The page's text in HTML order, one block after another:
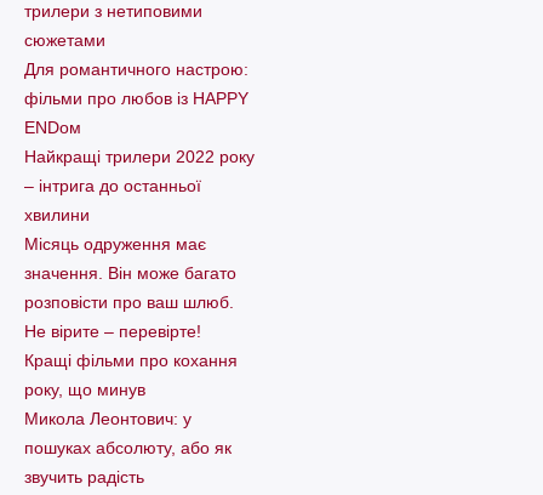
трилери з нетиповими
сюжетами
Для романтичного настрою:
фільми про любов із HAPPY
ENDом
Найкращі трилери 2022 року
– інтрига до останньої
хвилини
Місяць одруження має
значення. Він може багато
розповісти про ваш шлюб.
Не вірите – перевірте!
Кращі фільми про кохання
року, що минув
Микола Леонтович: у
пошуках абсолюту, або як
звучить радість